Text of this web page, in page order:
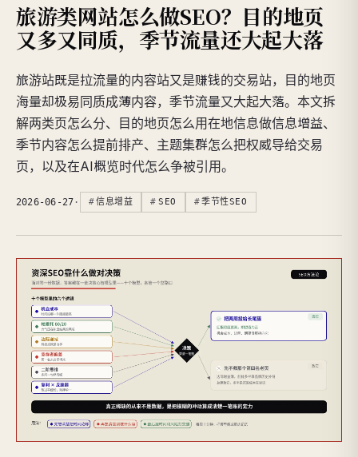
旅游类网站怎么做SEO？目的地页
又多又同质，季节流量还大起大落
旅游站既是拉流量的内容站又是赚钱的交易站，目的地页
海量却极易同质成薄内容，季节流量又大起大落。本文拆
解两类页怎么分、目的地页怎么用在地信息做信息增益、
季节内容怎么提前排产、主题集群怎么把权威导给交易
页，以及在AI概览时代怎么争被引用。
2026-06-27 · 信息增益 SEO 季节性SEO